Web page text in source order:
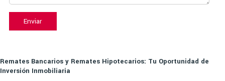
Enviar
Remates Bancarios y Remates Hipotecarios: Tu Oportunidad de
Inversión Inmobiliaria